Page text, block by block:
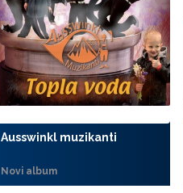
Ausswinkl muzikanti
Novi album